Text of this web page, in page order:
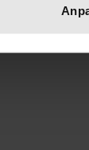
Kunst